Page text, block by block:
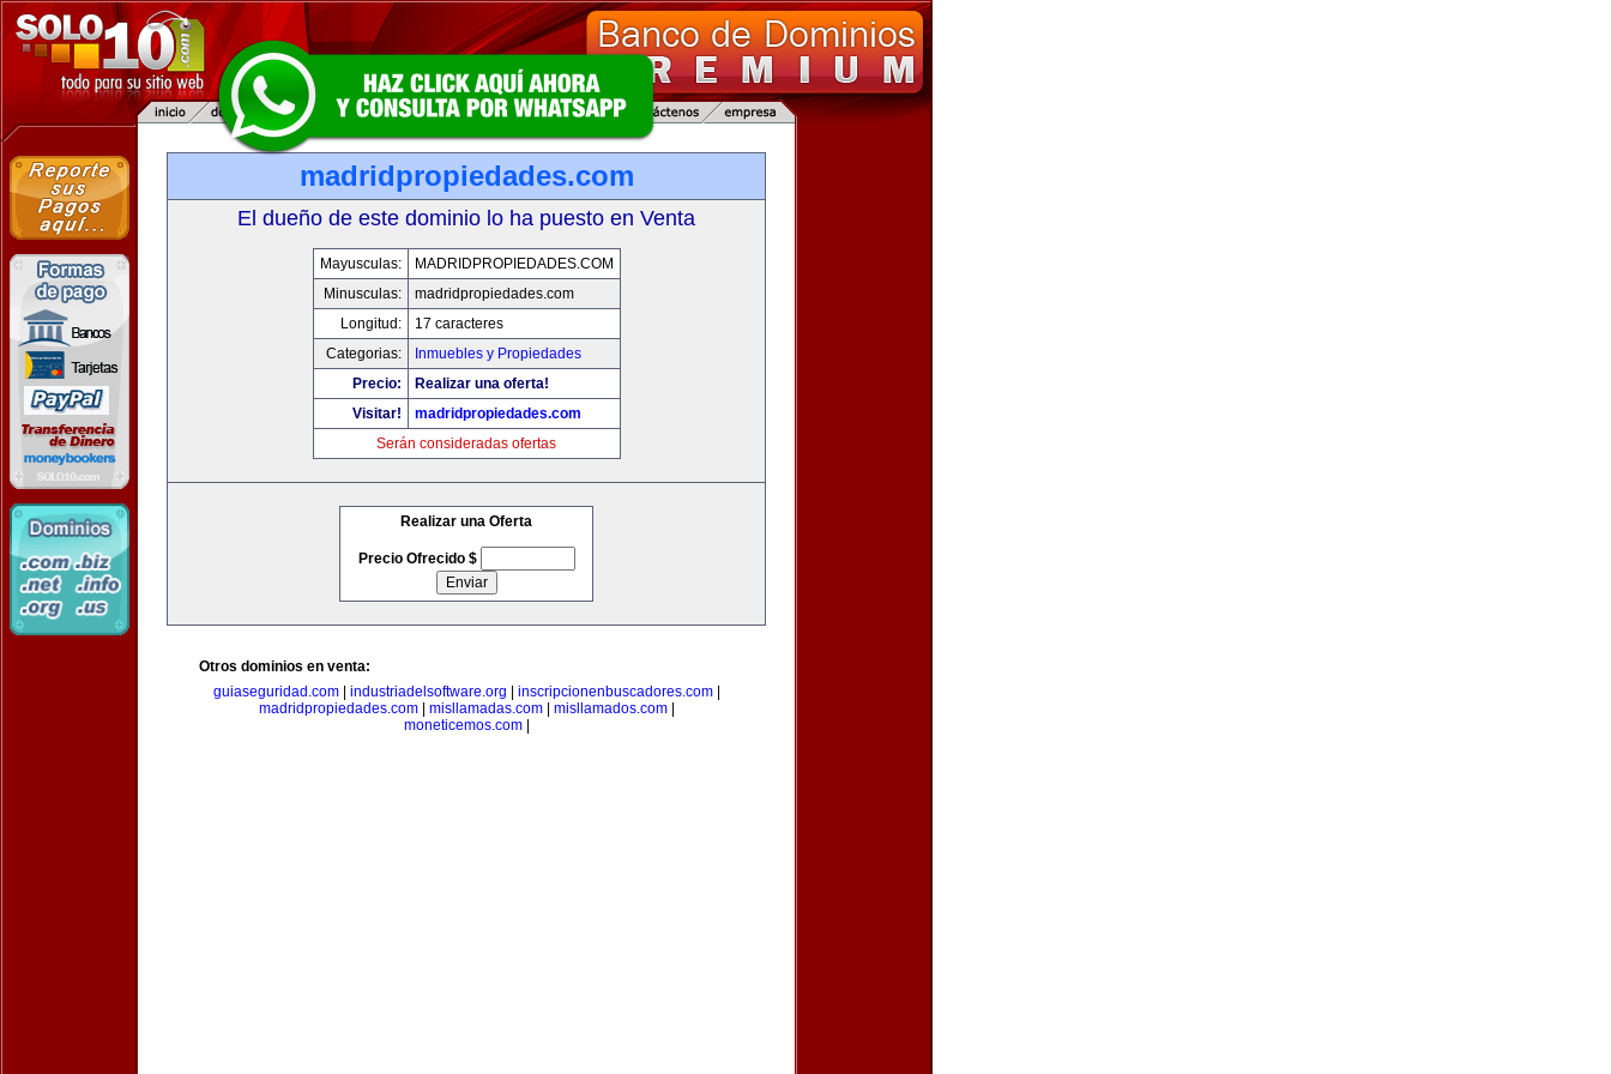
madridpropiedades.com
El dueño de este dominio lo ha puesto en Venta
Mayusculas:
MADRIDPROPIEDADES.COM
Minusculas:
madridpropiedades.com
Longitud:
17 caracteres
Categorias:
Inmuebles y Propiedades
Precio:
Realizar una oferta!
Visitar!
madridpropiedades.com
Serán consideradas ofertas
Realizar una Oferta
Precio Ofrecido $
Otros dominios en venta:
guiaseguridad.com| industriadelsoftware.org inscripcionenbuscadores.com|
madridpropiedades.com| misllamadas.com| misllamados.com|
moneticemos.com|